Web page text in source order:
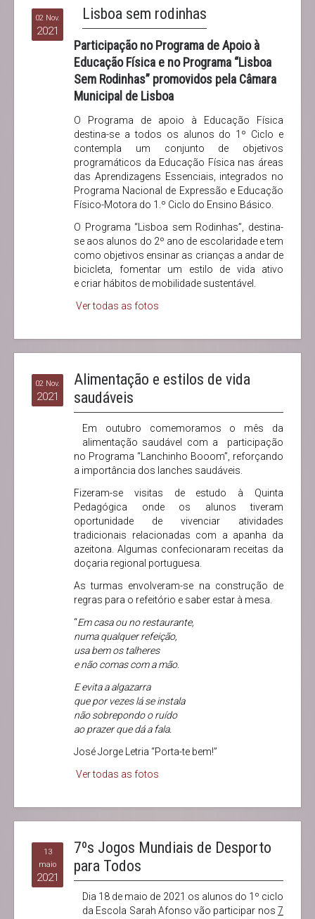
02 Nov.
2021
Lisboa sem rodinhas
Participação no Programa de Apoio à
Educação Física e no Programa “Lisboa
Sem Rodinhas” promovidos pela Câmara
Municipal de Lisboa
O Programa de apoio à Educação Física
destina-se a todos os alunos do 1º Ciclo e
contempla um conjunto de objetivos
programáticos da Educação Física nas áreas
das Aprendizagens Essenciais, integrados no
Programa Nacional de Expressão e Educação
Físico-Motora do 1.º Ciclo do Ensino Básico.
O Programa “Lisboa sem Rodinhas”, destina-
se aos alunos do 2º ano de escolaridade e tem
como objetivos ensinar as crianças a andar de
bicicleta, fomentar um estilo de vida ativo
e criar hábitos de mobilidade sustentável.
Ver todas as fotos
02 Nov.
2021
Alimentação e estilos de vida
saudáveis
Em outubro comemoramos o mês da
alimentação saudável com a participação
no Programa “Lanchinho Booom”, reforçando
a importância dos lanches saudáveis.
Fizeram-se visitas de estudo à Quinta
Pedagógica onde os alunos tiveram
oportunidade de vivenciar atividades
tradicionais relacionadas com a apanha da
azeitona. Algumas confecionaram receitas da
doçaria regional portuguesa.
As turmas envolveram-se na construção de
regras para o refeitório e saber estar à mesa.
“Em casa ou no restaurante,
numa qualquer refeição,
usa bem os talheres
e não comas com a mão.
E evita a algazarra
que por vezes lá se instala
não sobrepondo o ruído
ao prazer que dá a fala.
José Jorge Letria “Porta-te bem!”
Ver todas as fotos
13
maio
2021
7ºs Jogos Mundiais de Desporto
para Todos
Dia 18 de maio de 2021 os alunos do 1º ciclo
da Escola Sarah Afonso vão participar nos 7